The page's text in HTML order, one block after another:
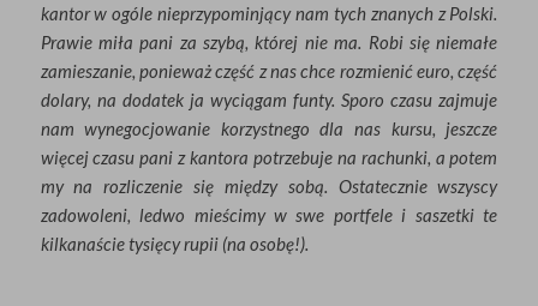
kantor w ogóle nieprzypominjący nam tych znanych z Polski.
Prawie miła pani za szybą, której nie ma. Robi się niemałe
zamieszanie, ponieważ część z nas chce rozmienić euro, część
dolary, na dodatek ja wyciągam funty. Sporo czasu zajmuje
nam wynegocjowanie korzystnego dla nas kursu, jeszcze
więcej czasu pani z kantora potrzebuje na rachunki, a potem
my na rozliczenie się między sobą. Ostatecznie wszyscy
zadowoleni, ledwo mieścimy w swe portfele i saszetki te
kilkanaście tysięcy rupii (na osobę!).